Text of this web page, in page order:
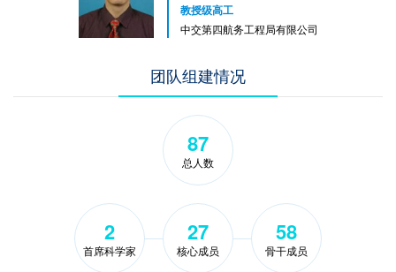
教授级高工
中交第四航务工程局有限公司
团队组建情况
87
总人数
2
首席科学家
27
核心成员
58
骨干成员